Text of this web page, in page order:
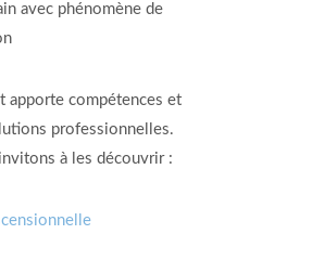
avec phénomène de
apporte compétences et
professionnelles.
à les découvrir :